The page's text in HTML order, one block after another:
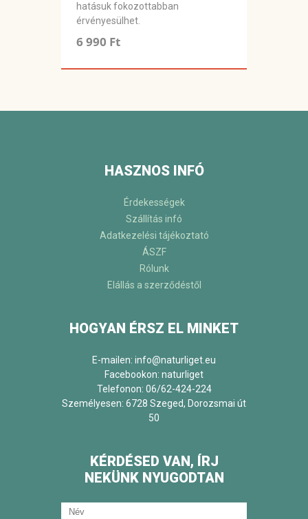
hatásuk fokozottabban
érvényesülhet.
6 990 Ft
HASZNOS INFÓ
Érdekességek
Szállítás infó
Adatkezelési tájékoztató
ÁSZF
Rólunk
Elállás a szerződéstől
HOGYAN ÉRSZ EL MINKET
E-mailen: info@naturliget.eu
Facebookon: naturliget
Telefonon: 06/62-424-224
Személyesen: 6728 Szeged, Dorozsmai út
50
KÉRDÉSED VAN, ÍRJ
NEKÜNK NYUGODTAN